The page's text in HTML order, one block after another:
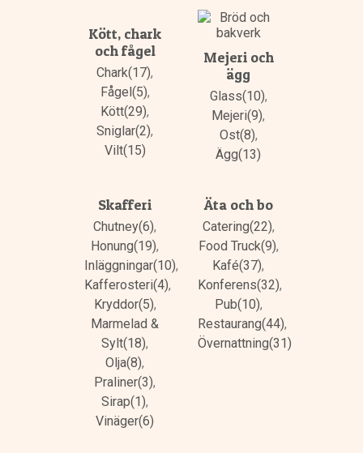
Kött, chark
och fågel
Chark(17),
Fågel(5),
Kött(29),
Sniglar(2),
Vilt(15)
Mejeri och
ägg
Glass(10),
Mejeri(9),
Ost(8),
Ägg(13)
Skafferi
Chutney(6),
Honung(19),
Inläggningar(10),
Kafferosteri(4),
Kryddor(5),
Marmelad &
Sylt(18),
Olja(8),
Praliner(3),
Sirap(1),
Vinäger(6)
Äta och bo
Catering(22),
Food Truck(9),
Kafé(37),
Konferens(32),
Pub(10),
Restaurang(44),
Övernattning(31)